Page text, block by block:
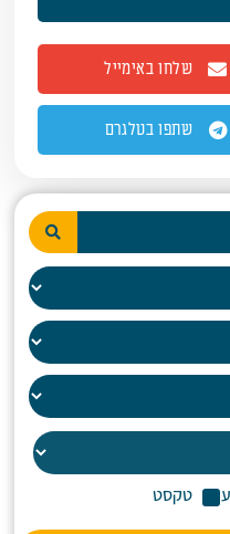
שלחו באימייל
שתפו בטלגרם
טקסט